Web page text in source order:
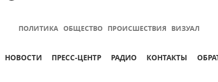
ПОЛИТИКА ОБЩЕСТВО ПРОИСШЕСТВИЯ ВИЗУАЛ
НОВОСТИ ПРЕСС-ЦЕНТР РАДИО КОНТАКТЫ